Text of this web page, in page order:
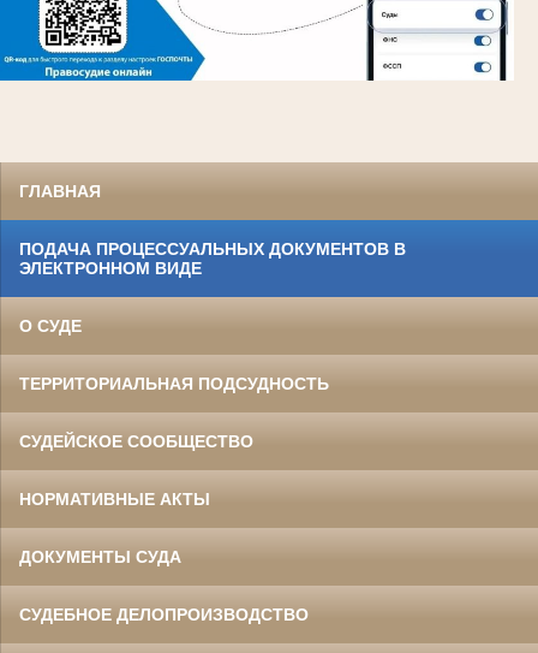
ГЛАВНАЯ
ПОДАЧА ПРОЦЕССУАЛЬНЫХ ДОКУМЕНТОВ В
ЭЛЕКТРОННОМ ВИДЕ
О СУДЕ
ТЕРРИТОРИАЛЬНАЯ ПОДСУДНОСТЬ
СУДЕЙСКОЕ СООБЩЕСТВО
НОРМАТИВНЫЕ АКТЫ
ДОКУМЕНТЫ СУДА
СУДЕБНОЕ ДЕЛОПРОИЗВОДСТВО